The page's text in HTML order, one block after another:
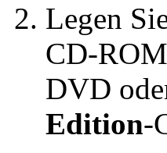
Legen
CD-
DVD
Edition-